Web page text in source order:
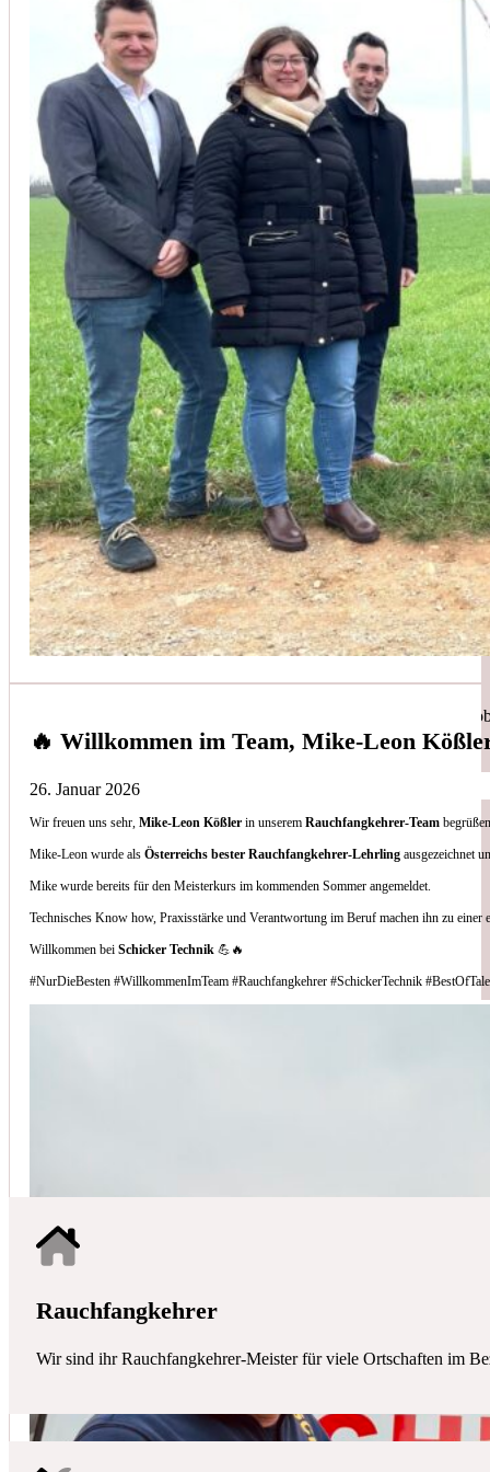
🔥 Willkommen im Team, Mike-Leon
26. Januar 2026
Wir freuen uns sehr,Mike-Leon Kößler in unseremRauchfangkehrer-Team
Mike-Leon wurde alsÖsterreichs bester Rauchfangkehrer-Lehrling ausgezeichnet
Mike wurde bereits für den Meisterkurs im kommenden Sommer angemeldet.
Technisches Know how, Praxisstärke und Verantwortung im Beruf machen ihn zu
Willkommen beiSchicker Technik 💪🔥
#NurDieBesten #WillkommenImTeam #Rauchfangkehrer #SchickerTechnik
Unsere Kunden vertrauen auf unsere langjährige Erfahrung und
Christoph Windisch
aus unseren Google-Bewertungen
Vom Anbot bis zur Fertigstellung alles rasch und
(Umbau) wurde besprochen und problemlos gelöst.
Johanna Koe
aus unseren Google-Bewertungen
Sehr freundlich! Hat alles super geklappt!
Simon Bilek
Anruf, 3 Stunden später war jemand Vorort, Problem
Thomas Gornix
aus unseren Google-Bewertungen
Nettes Team, und kompetente Beratung.
Rauchfangkehrer
Wir sind ihr Rauchfangkehrer-Meister für viele Ortschaften im